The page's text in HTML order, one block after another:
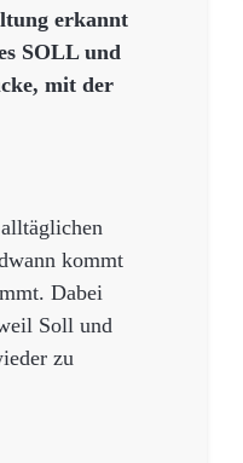
erkannt
SOLL und
mit der
kommt
Dabei
Soll und
zu